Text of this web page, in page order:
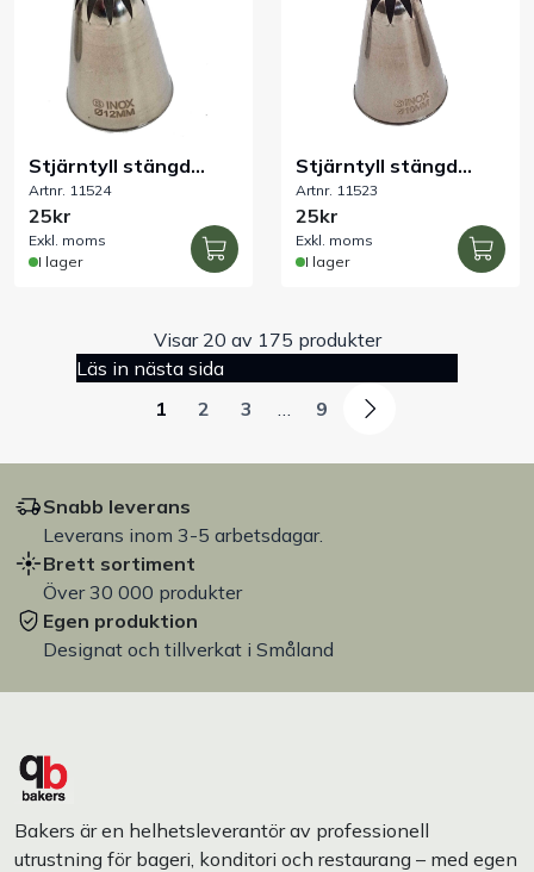
Stjärntyll stängd
rostfri 12 mm
Artnr. 11524
25kr
Exkl. moms
I lager
Stjärntyll stängd
rostfri 10 mm
Artnr. 11523
25kr
Exkl. moms
I lager
Visar 20 av 175 produkter
Läs in nästa sida
1
2 3 … 9
Snabb leverans
Leverans inom 3-5 arbetsdagar.
Brett sortiment
Över 30 000 produkter
Egen produktion
Designat och tillverkat i Småland
Bakers är en helhetsleverantör av professionell
utrustning för bageri, konditori och restaurang – med egen